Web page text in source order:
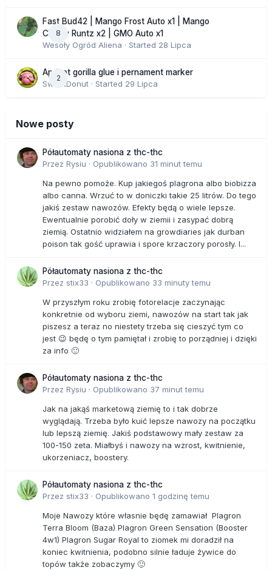
8
Fast Bud42 | Mango Frost Auto x1 | Mango
Cherry Runtz x2 | GMO Auto x1
Wesoły Ogród Aliena · Started 28 Lipca
2
Apricot gorilla glue i pernament marker
SweetDonut · Started 29 Lipca
Nowe posty
Półautomaty nasiona z thc-thc
Przez Rysiu · Opublikowano 31 minut temu
Na pewno pomoże. Kup jakiegoś plagrona albo biobizza
albo canna. Wrzuć to w doniczki takie 25 litrów. Do tego
jakiś zestaw nawozów. Efekty będą o wiele lepsze.
Ewentualnie porobić doły w ziemii i zasypać dobrą
ziemią. Ostatnio widziałem na growdiaries jak durban
poison tak gość uprawia i spore krzaczory porosły. I...
Półautomaty nasiona z thc-thc
Przez stix33 · Opublikowano 33 minuty temu
W przyszłym roku zrobię fotorelacje zaczynając
konkretnie od wyboru ziemi, nawozów na start tak jak
piszesz a teraz no niestety trzeba się cieszyć tym co
jest 😉 będę o tym pamiętał i zrobię to porządniej i dzięki
za info 🙂
Półautomaty nasiona z thc-thc
Przez Rysiu · Opublikowano 37 minut temu
Jak na jakąś marketową ziemię to i tak dobrze
wyglądają. Trzeba było kuić lepsze nawozy na początku
lub lepszą ziemię. Jakiś podstawowy mały zestaw za
100-150 zeta. Miałbyś i nawozy na wzrost, kwitnienie,
ukorzeniacz, boostery.
Półautomaty nasiona z thc-thc
Przez stix33 · Opublikowano 1 godzinę temu
Moje Nawozy które własnie będę zamawiał Plagron
Terra Bloom (Baza) Plagron Green Sensation (Booster
4w1) Plagron Sugar Royal to ziomek mi doradził na
koniec kwitnienia, podobno silnie ładuje żywice do
topów także zobaczymy 🙂